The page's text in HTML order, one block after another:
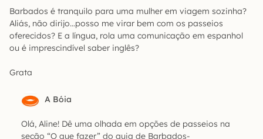
Barbados é tranquilo para uma mulher em viagem sozinha?
Aliás, não dirijo…posso me virar bem com os passeios
oferecidos? E a língua, rola uma comunicação em espanhol
ou é imprescindível saber inglês?
Grata
A Bóia
Olá, Aline! Dê uma olhada em opções de passeios na
seção “O que fazer” do guia de Barbados-